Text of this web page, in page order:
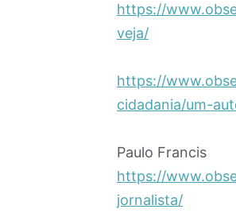
https://
veja/
https://
cidadania/um-
Paulo Francis
https://
jornalista/